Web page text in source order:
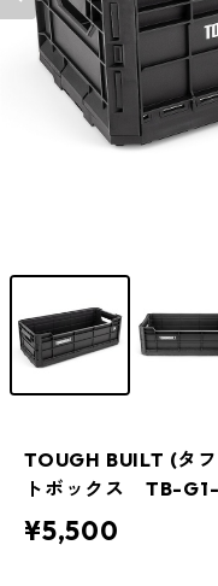
TOUGH BUILT (タ
トボックス TB-
¥5,500